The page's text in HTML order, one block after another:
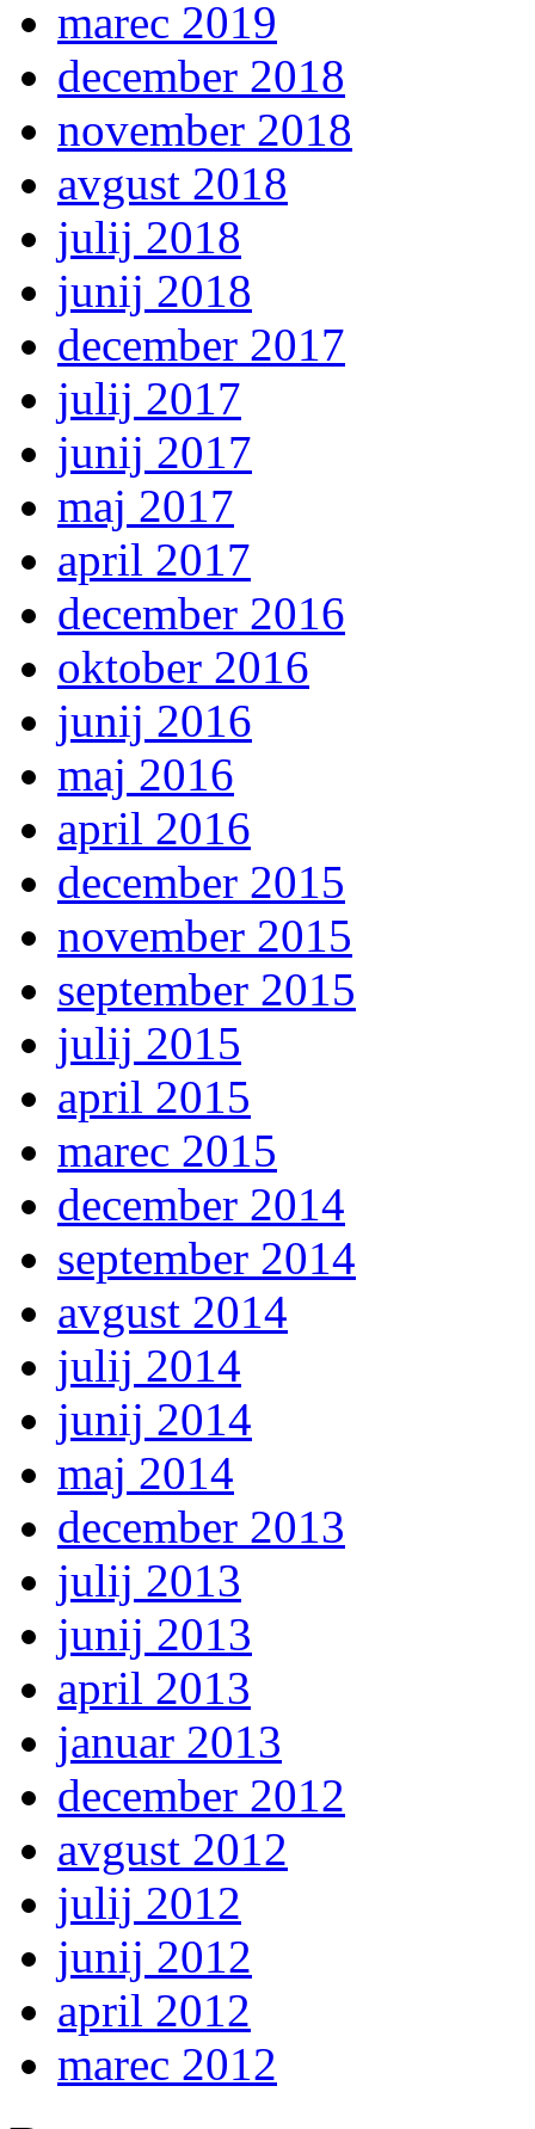
marec 2019
december 2018
november 2018
avgust 2018
julij 2018
junij 2018
december 2017
julij 2017
junij 2017
maj 2017
april 2017
december 2016
oktober 2016
junij 2016
maj 2016
april 2016
december 2015
november 2015
september 2015
julij 2015
april 2015
marec 2015
december 2014
september 2014
avgust 2014
julij 2014
junij 2014
maj 2014
december 2013
julij 2013
junij 2013
april 2013
januar 2013
december 2012
avgust 2012
julij 2012
junij 2012
april 2012
marec 2012